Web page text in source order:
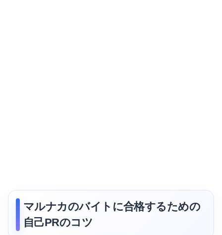
マルナカのバイトに合格するための
自己PRのコツ